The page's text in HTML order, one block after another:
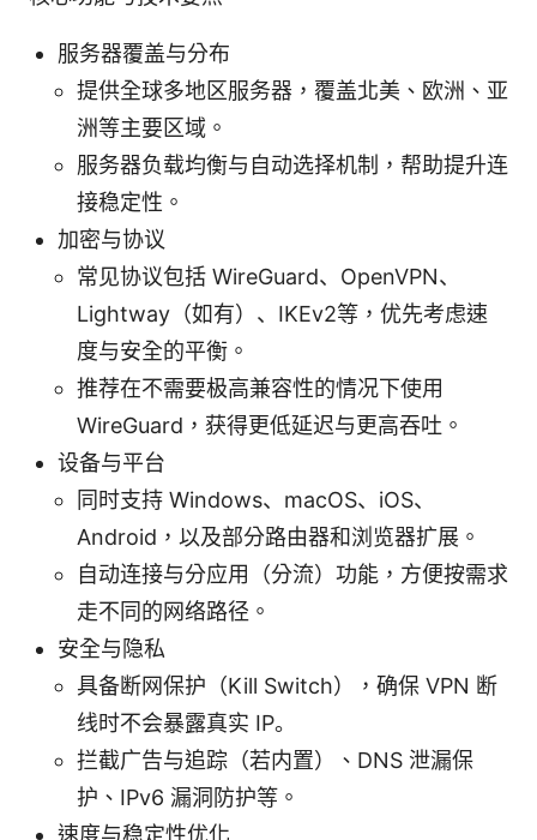
服务器覆盖与分布
提供全球多地区服务器，覆盖北美、欧洲、亚
洲等主要区域。
服务器负载均衡与自动选择机制，帮助提升连
接稳定性。
加密与协议
常见协议包括 WireGuard、OpenVPN、
Lightway（如有）、IKEv2等，优先考虑速
度与安全的平衡。
推荐在不需要极高兼容性的情况下使用
WireGuard，获得更低延迟与更高吞吐。
设备与平台
同时支持 Windows、macOS、iOS、
Android，以及部分路由器和浏览器扩展。
自动连接与分应用（分流）功能，方便按需求
走不同的网络路径。
安全与隐私
具备断网保护（Kill Switch），确保 VPN 断
线时不会暴露真实 IP。
拦截广告与追踪（若内置）、DNS 泄漏保
护、IPv6 漏洞防护等。
速度与稳定性优化